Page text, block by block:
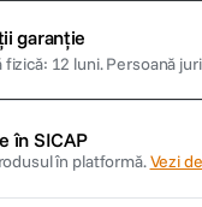
garanție
fizică: 12 luni.Persoană
în SICAP
în platformă.Vezi